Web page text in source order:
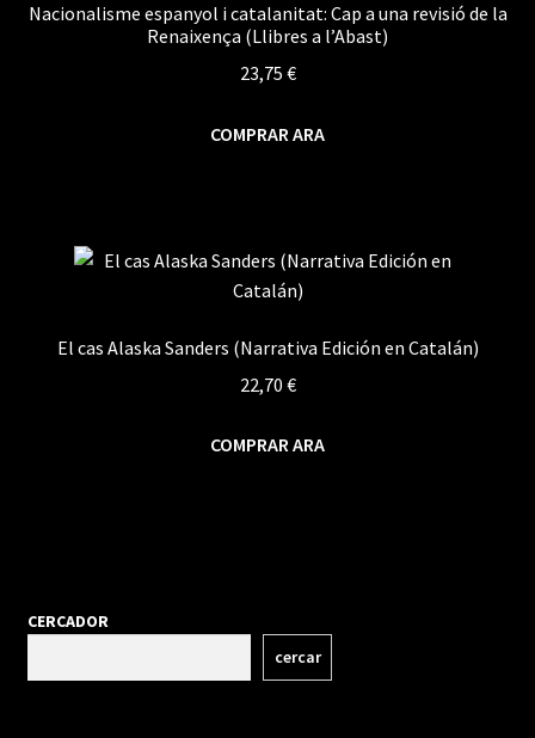
Nacionalisme espanyol i catalanitat: Cap a una revisió de la
Renaixença (Llibres a l’Abast)
23,75 €
COMPRAR ARA
El cas Alaska Sanders (Narrativa Edición en Catalán)
22,70 €
COMPRAR ARA
CERCADOR
cercar